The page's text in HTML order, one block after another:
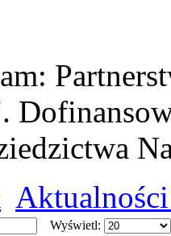
Wyświetl: